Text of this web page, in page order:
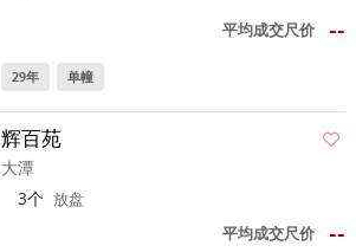
平均成交尺价
--
29年 单幢
辉百苑
大潭
3个 放盘
平均成交尺价 --